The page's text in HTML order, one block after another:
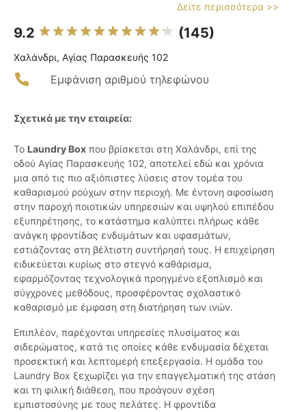
Δείτε περισσότερα >>
9.2 (145)
Χαλάνδρι, Αγίας Παρασκευής 102
Εμφάνιση αριθμού τηλεφώνου
Σχετικά με την εταιρεία:
Το Laundry Box που βρίσκεται στη Χαλάνδρι, επί της
οδού Αγίας Παρασκευής 102, αποτελεί εδώ και χρόνια
μια από τις πιο αξιόπιστες λύσεις στον τομέα του
καθαρισμού ρούχων στην περιοχή. Με έντονη αφοσίωση
στην παροχή ποιοτικών υπηρεσιών και υψηλού επιπέδου
εξυπηρέτησης, το κατάστημα καλύπτει πλήρως κάθε
ανάγκη φροντίδας ενδυμάτων και υφασμάτων,
εστιάζοντας στη βέλτιστη συντήρησή τους. Η επιχείρηση
ειδικεύεται κυρίως στο στεγνό καθάρισμα,
εφαρμόζοντας τεχνολογικά προηγμένο εξοπλισμό και
σύγχρονες μεθόδους, προσφέροντας σχολαστικό
καθαρισμό με έμφαση στη διατήρηση των ινών.
Επιπλέον, παρέχονται υπηρεσίες πλυσίματος και
σιδερώματος, κατά τις οποίες κάθε ενδυμασία δέχεται
προσεκτική και λεπτομερή επεξεργασία. Η ομάδα του
Laundry Box ξεχωρίζει για την επαγγελματική της στάση
και τη φιλική διάθεση, που προάγουν σχέση
εμπιστοσύνης με τους πελάτες. Η φροντίδα